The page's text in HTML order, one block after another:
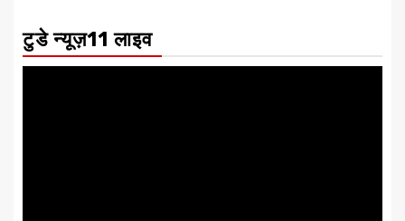
टुडे न्यूज़11 लाइव